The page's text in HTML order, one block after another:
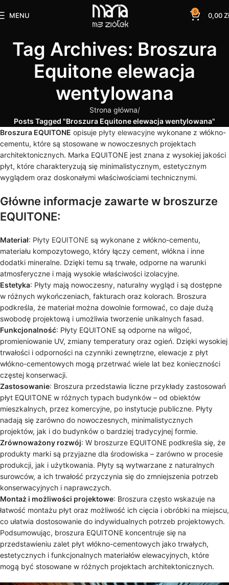
MENU 0 0,00
Tag Archives: Broszura
Equitone elewacja
wentylowana
Strona główna
Posts Tagged "Broszura Equitone elewacja wentylowana"
Broszura EQUITONE opisuje płyty elewacyjne wykonane z włókno-
cementu, które są stosowane w nowoczesnych projektach
architektonicznych. Marka EQUITONE jest znana z wysokiej jakości
płyt, które charakteryzują się minimalistycznym, estetycznym
wyglądem oraz doskonałymi właściwościami technicznymi.
Główne informacje zawarte w broszurze
EQUITONE:
Materiał: Płyty EQUITONE są wykonane z włókno-cementu,
materiału kompozytowego, który łączy cement, włókna i inne
dodatki mineralne. Dzięki temu są trwałe, odporne na warunki
atmosferyczne i mają wysokie właściwości izolacyjne.
Estetyka: Płyty mają nowoczesny, naturalny wygląd i są dostępne
w różnych wykończeniach, fakturach oraz kolorach. Broszura
podkreśla, że materiał można dowolnie formować, co daje dużą
swobodę projektową i umożliwia tworzenie unikalnych fasad.
Funkcjonalność: Płyty EQUITONE są odporne na wilgoć,
promieniowanie UV, zmiany temperatury oraz ogień. Dzięki wysokiej
trwałości i odporności na czynniki zewnętrzne, elewacje z płyt
włókno-cementowych mogą przetrwać wiele lat bez konieczności
częstej konserwacji.
Zastosowanie: Broszura przedstawia liczne przykłady zastosowań
płyt EQUITONE w różnych typach budynków – od obiektów
mieszkalnych, przez komercyjne, po instytucje publiczne. Płyty
nadają się zarówno do nowoczesnych, minimalistycznych
projektów, jak i do budynków o bardziej tradycyjnej formie.
Zrównoważony rozwój: W broszurze EQUITONE podkreśla się, że
produkty marki są przyjazne dla środowiska – zarówno w procesie
produkcji, jak i użytkowania. Płyty są wytwarzane z naturalnych
surowców, a ich trwałość przyczynia się do zmniejszenia potrzeb
konserwacyjnych i naprawczych.
Montaż i możliwości projektowe: Broszura często wskazuje na
łatwość montażu płyt oraz możliwość ich cięcia i obróbki na miejscu,
co ułatwia dostosowanie do indywidualnych potrzeb projektowych.
Podsumowując, broszura EQUITONE koncentruje się na
przedstawieniu zalet płyt włókno-cementowych jako trwałych,
estetycznych i funkcjonalnych materiałów elewacyjnych, które
mogą być stosowane w różnych projektach architektonicznych.